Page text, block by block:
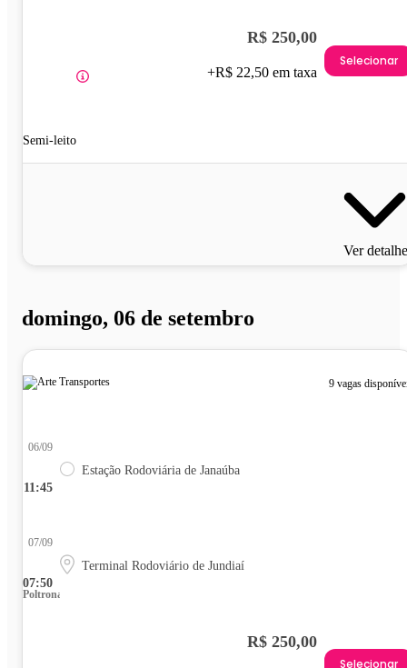
Semi-leito
R$ 250,00
+R$ 22,50 em taxa
Selecionar
Ver
domingo, 06 de setembro
9 vagas
11:45
06/09
Estação Rodoviária de Janaúba
07:50
07/09
Terminal Rodoviário de Jundiaí
Poltrona
R$ 250,00
Selecionar